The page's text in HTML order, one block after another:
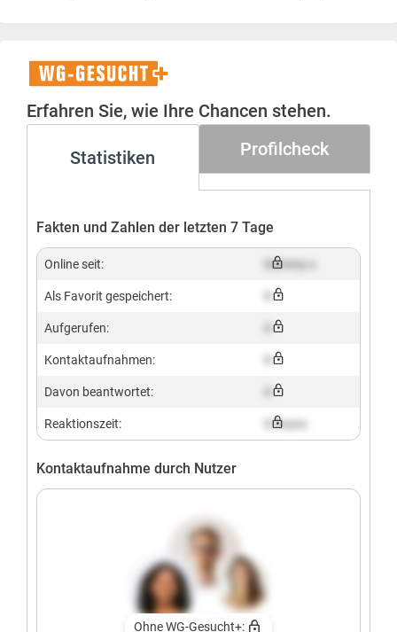
WG-
Gesucht+
Erfahren Sie, wie Ihre Chancen stehen.
Statistiken Profilcheck
Fakten und Zahlen der letzten 7 Tage
Online seit: Dummy x
Als Favorit gespeichert:
Aufgerufen:
Kontaktaufnahmen:
Davon beantwortet:
Reaktionszeit: X hours
Kontaktaufnahme durch Nutzer
Ohne WG-Gesucht+: